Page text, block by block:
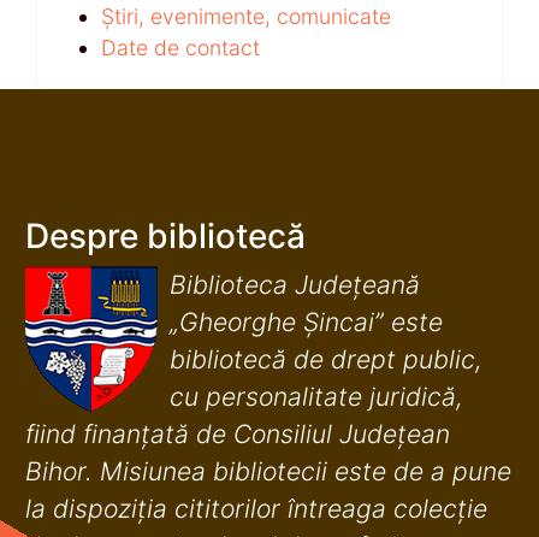
Știri, evenimente, comunicate
Date de contact
Despre bibliotecă
Biblioteca Județeană
„Gheorghe Șincai” este
bibliotecă de drept public,
cu personalitate juridică,
fiind finanţată de Consiliul Judeţean
Bihor. Misiunea bibliotecii este de a pune
la dispoziţia cititorilor întreaga colecţie